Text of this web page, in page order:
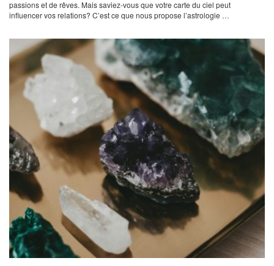
passions et de rêves. Mais saviez-vous que votre carte du ciel peut
influencer vos relations? C’est ce que nous propose l’astrologie …